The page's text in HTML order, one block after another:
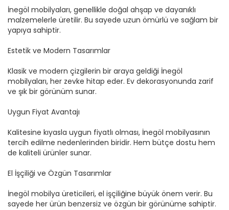
İnegöl mobilyaları, genellikle doğal ahşap ve dayanıklı
malzemelerle üretilir. Bu sayede uzun ömürlü ve sağlam bir
yapıya sahiptir.
Estetik ve Modern Tasarımlar
Klasik ve modern çizgilerin bir araya geldiği İnegöl
mobilyaları, her zevke hitap eder. Ev dekorasyonunda zarif
ve şık bir görünüm sunar.
Uygun Fiyat Avantajı
Kalitesine kıyasla uygun fiyatlı olması, İnegöl mobilyasının
tercih edilme nedenlerinden biridir. Hem bütçe dostu hem
de kaliteli ürünler sunar.
El İşçiliği ve Özgün Tasarımlar
İnegöl mobilya üreticileri, el işçiliğine büyük önem verir. Bu
sayede her ürün benzersiz ve özgün bir görünüme sahiptir.